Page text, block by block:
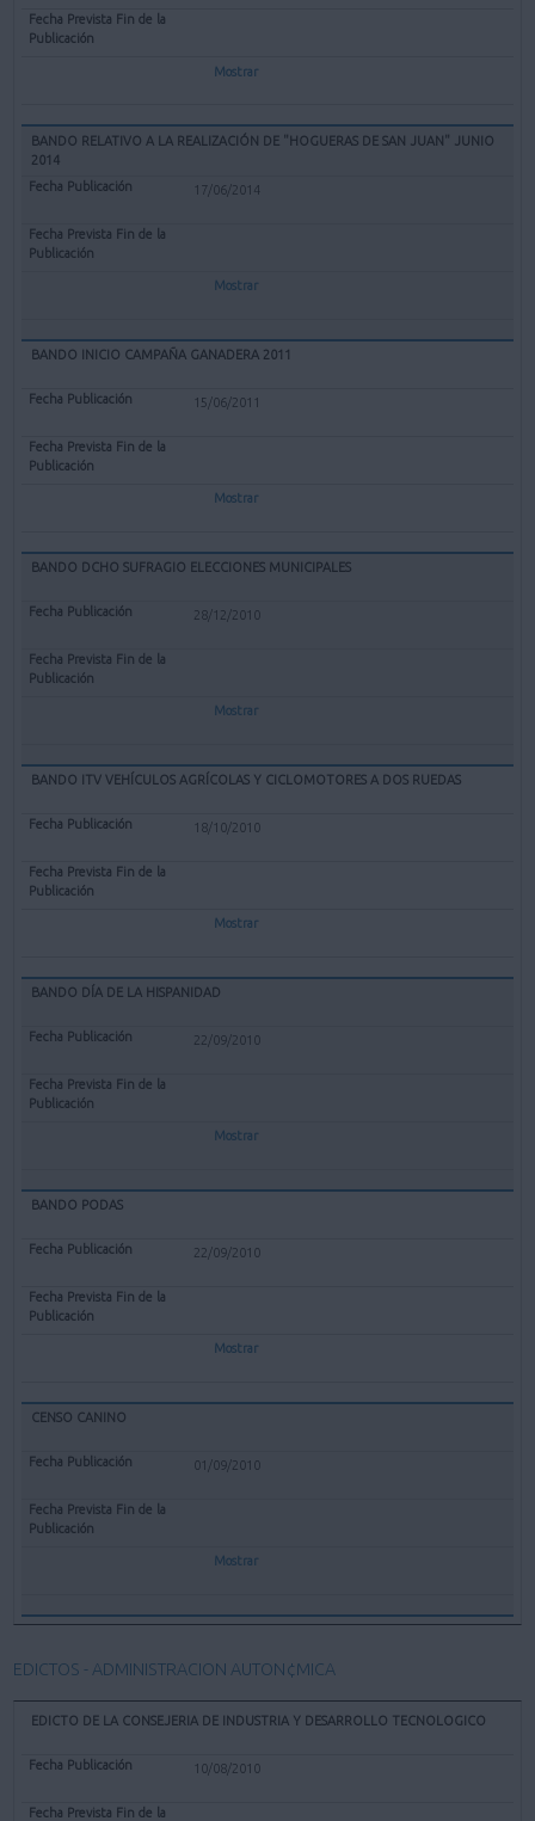
Mostrar
BANDO RELATIVO A LA REALIZACIÓN DE "HOGUERAS DE SAN JUAN" JUNIO
2014
17/06/2014
Mostrar
BANDO INICIO CAMPAÑA GANADERA 2011
15/06/2011
Mostrar
BANDO DCHO SUFRAGIO ELECCIONES MUNICIPALES
28/12/2010
Mostrar
BANDO ITV VEHÍCULOS AGRÍCOLAS Y CICLOMOTORES A DOS RUEDAS
18/10/2010
Mostrar
BANDO DÍA DE LA HISPANIDAD
22/09/2010
Mostrar
BANDO PODAS
22/09/2010
Mostrar
CENSO CANINO
01/09/2010
Mostrar
EDICTOS - ADMINISTRACION AUTON¢MICA
EDICTO DE LA CONSEJERIA DE INDUSTRIA Y DESARROLLO TECNOLOGICO
10/08/2010